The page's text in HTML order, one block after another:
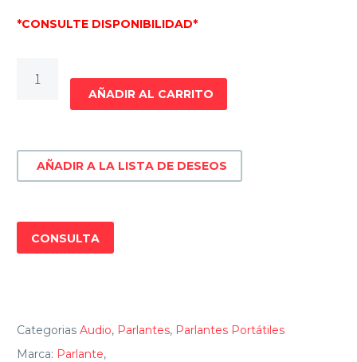
*CONSULTE DISPONIBILIDAD*
ACTIVO
XION
SD114
AÑADIR AL CARRITO
AÑADIR A LA LISTA DE DESEOS
CONSULTA
Categorias Audio, Parlantes, Parlantes Portátiles
Marca: Parlante,